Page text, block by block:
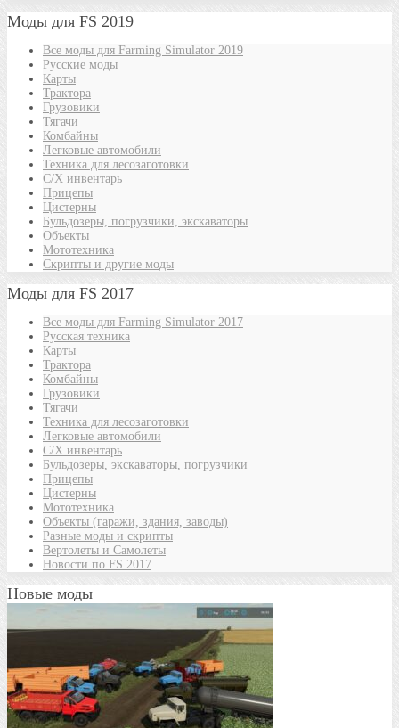
Моды для FS 2019
Все моды для Farming Simulator 2019
Русские моды
Карты
Трактора
Грузовики
Тягачи
Комбайны
Легковые автомобили
Техника для лесозаготовки
С/Х инвентарь
Прицепы
Цистерны
Бульдозеры, погрузчики, экскаваторы
Объекты
Мототехника
Скрипты и другие моды
Моды для FS 2017
Все моды для Farming Simulator 2017
Русская техника
Карты
Трактора
Комбайны
Грузовики
Тягачи
Техника для лесозаготовки
Легковые автомобили
С/Х инвентарь
Бульдозеры, экскаваторы, погрузчики
Прицепы
Цистерны
Мототехника
Объекты (гаражи, здания, заводы)
Разные моды и скрипты
Вертолеты и Самолеты
Новости по FS 2017
Новые моды